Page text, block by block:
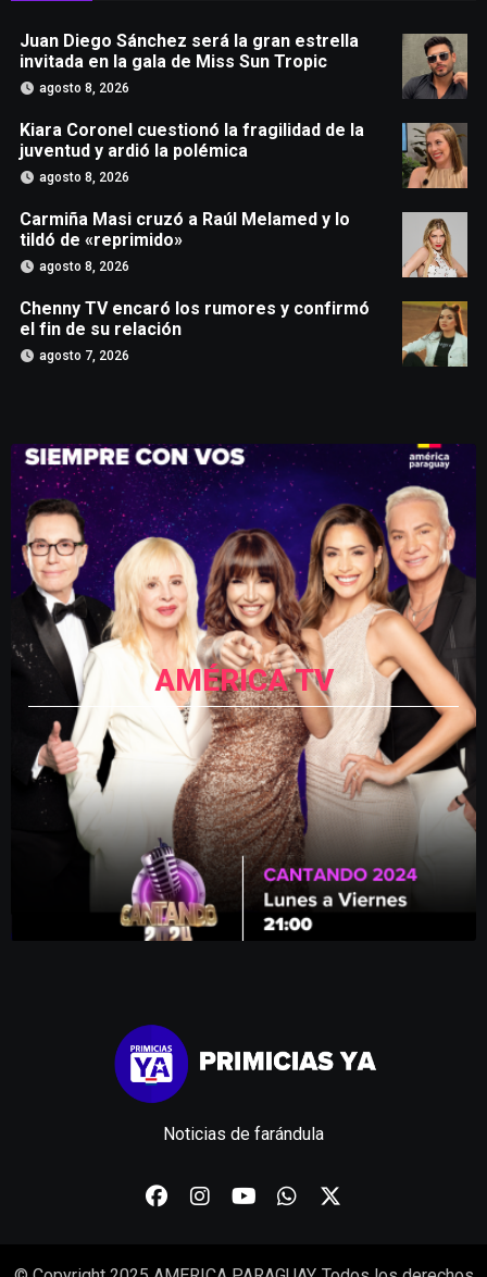
Juan Diego Sánchez será la gran estrella
invitada en la gala de Miss Sun Tropic
agosto 8, 2026
Kiara Coronel cuestionó la fragilidad de la
juventud y ardió la polémica
agosto 8, 2026
Carmiña Masi cruzó a Raúl Melamed y lo
tildó de «reprimido»
agosto 8, 2026
Chenny TV encaró los rumores y confirmó
el fin de su relación
agosto 7, 2026
AMÉRICA TV
Noticias de farándula